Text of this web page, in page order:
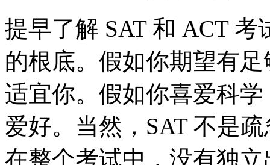
提早了解 SAT 和 ACT
的根底。假如你期望有
适宜你。假如你喜爱科
爱好。当然，SAT 不是
在整个考试中，没有独立